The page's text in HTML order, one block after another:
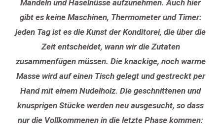
Mandeln und Haselnüsse aufzunehmen. Auch hier
gibt es keine Maschinen, Thermometer und Timer:
jeden Tag ist es die Kunst der Konditorei, die über die
Zeit entscheidet, wann wir die Zutaten
zusammenfügen müssen. Die knackige, noch warme
Masse wird auf einen Tisch gelegt und gestreckt per
Hand mit einem Nudelholz. Die geschnittenen und
knusprigen Stücke werden neu ausgesucht, so dass
nur die Vollkommenen in die letzte Phase kommen: